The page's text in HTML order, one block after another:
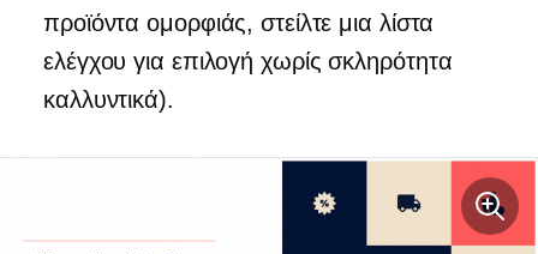
προϊόντα ομορφιάς, στείλτε μια λίστα
ελέγχου για επιλογή χωρίς σκληρότητα
καλλυντικά).